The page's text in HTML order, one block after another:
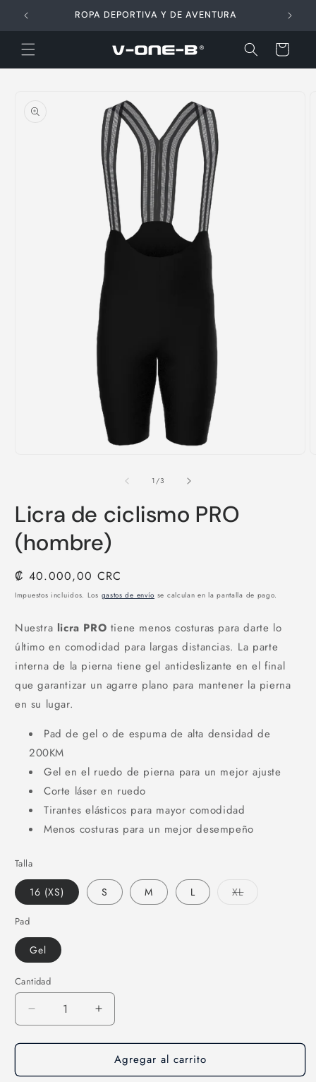
directamente
al contenido
ROPA DEPORTIVA Y DE AVENTURA
Carrito
información
una
ventana
modal
1/de
3
Licra de ciclismo PRO
(hombre)
Precio
habitual
₡ 40.000,00 CRC
Impuestos incluidos. Los gastos de envío se calculan en la pantalla de pago.
Nuestra licra PRO tiene menos costuras para darte lo
último en comodidad para largas distancias. La parte
interna de la pierna tiene gel antideslizante en el final
que garantizar un agarre plano para mantener la pierna
en su lugar.
Pad de gel o de espuma de alta densidad de
200KM
Gel en el ruedo de pierna para un mejor ajuste
Corte láser en ruedo
Tirantes elásticos para mayor comodidad
Menos costuras para un mejor desempeño
Talla
16 (XS) S M L XLVariante
Pad
Gel
Cantidad
Cantidad
Reducir
cantidad
para
de
Aumentar
cantidad
para
Licra
de
Agregar al carrito